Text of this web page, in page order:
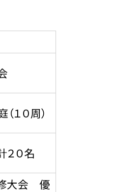
１０周）
０名
大会 優